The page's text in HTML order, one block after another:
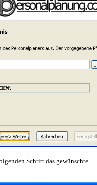
Schritt das gewünschte